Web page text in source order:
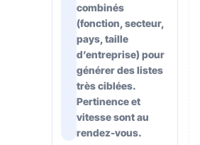
combinés
(fonction, secteur,
pays, taille
d’entreprise) pour
générer des listes
très ciblées.
Pertinence et
vitesse sont au
rendez-vous.